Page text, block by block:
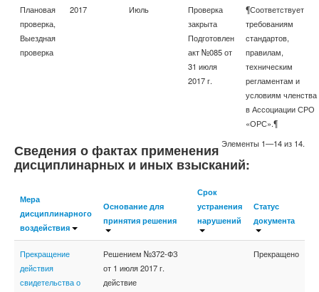
Плановая
проверка,
Выездная
проверка
2017 Июль
Проверка
закрыта
Подготовлен
акт №085 от
31 июля
2017 г.
¶Соответствует
требованиям
стандартов,
правилам,
техническим
регламентам и
условиям членства
в Ассоциации СРО
«ОРС».¶
Элементы 1—14 из 14.
Сведения о фактах применения
дисциплинарных и иных взысканий:
Мера
дисциплинарного
воздействия
Основание для
принятия решения
Срок
устранения
нарушений
Статус
документа
Прекращение
действия
свидетельства о
Решением №372-ФЗ
от 1 июля 2017 г.
действие
Прекращено